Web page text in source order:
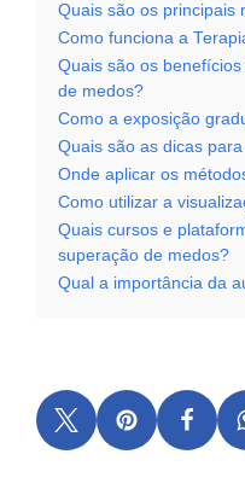
Quais são os principais
Como funciona a
Quais são os
de medos?
Como a exposição
Quais são as dicas
Onde aplicar os
Como utilizar a
Quais cursos e
superação de medos?
Qual a importância da